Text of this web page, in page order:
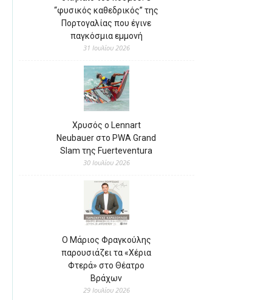
“φυσικός καθεδρικός” της
Πορτογαλίας που έγινε
παγκόσμια εμμονή
31 Ιουλίου 2026
Χρυσός ο Lennart
Neubauer στο PWA Grand
Slam της Fuerteventura
30 Ιουλίου 2026
Ο Μάριος Φραγκούλης
παρουσιάζει τα «Χέρια
Φτερά» στο Θέατρο
Βράχων
29 Ιουλίου 2026